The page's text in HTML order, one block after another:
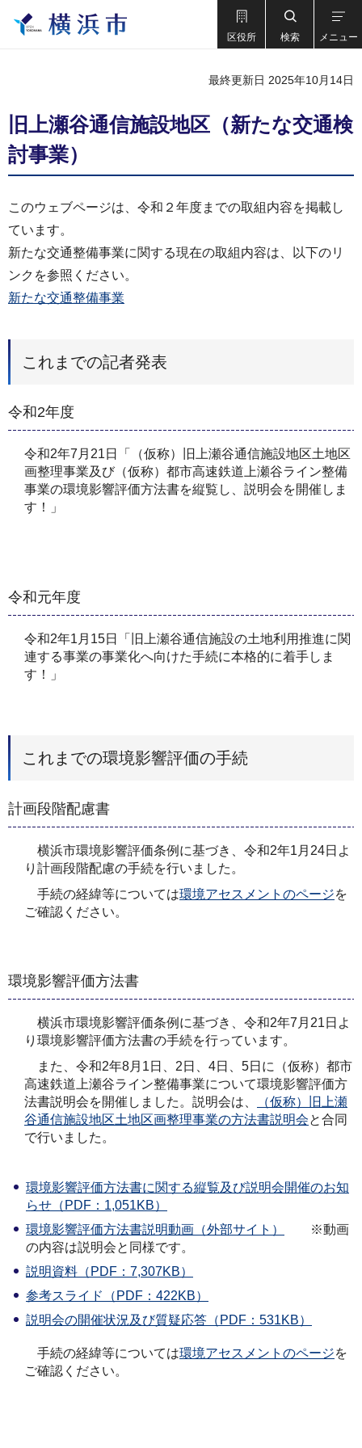
区役所 検索 メニュー
最終更新日 2025年10月14日
旧上瀬谷通信施設地区（新たな交通検
討事業）
このウェブページは、令和２年度までの取組内容を掲載し
ています。
新たな交通整備事業に関する現在の取組内容は、以下のリ
ンクを参照ください。
新たな交通整備事業
これまでの記者発表
令和2年度
令和2年7月21日「（仮称）旧上瀬谷通信施設地区土地区
画整理事業及び（仮称）都市高速鉄道上瀬谷ライン整備
事業の環境影響評価方法書を縦覧し、説明会を開催しま
す！」
令和元年度
令和2年1月15日「旧上瀬谷通信施設の土地利用推進に関
連する事業の事業化へ向けた手続に本格的に着手しま
す！」
これまでの環境影響評価の手続
計画段階配慮書
横浜市環境影響評価条例に基づき、令和2年1月24日よ
り計画段階配慮の手続を行いました。
手続の経緯等については環境アセスメントのページを
ご確認ください。
環境影響評価方法書
横浜市環境影響評価条例に基づき、令和2年7月21日よ
り環境影響評価方法書の手続を行っています。
また、令和2年8月1日、2日、4日、5日に（仮称）都市
高速鉄道上瀬谷ライン整備事業について環境影響評価方
法書説明会を開催しました。説明会は、
（仮称）旧上瀬
谷通信施設地区土地区画整理事業の方法書説明会と合同
で行いました。
環境影響評価方法書に関する縦覧及び説明会開催のお知
らせ（PDF：1,051KB）
環境影響評価方法書説明動画（外部サイト）
※動画
の内容は説明会と同様です。
説明資料（PDF：7,307KB）
参考スライド（PDF：422KB）
説明会の開催状況及び質疑応答（PDF：531KB）
手続の経緯等については環境アセスメントのページを
ご確認ください。